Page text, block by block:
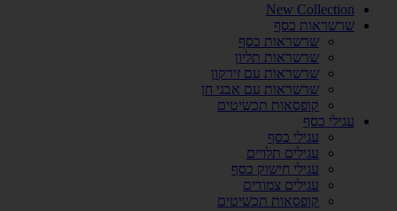
New Collection
שרשראות כסף
שרשראות כסף
שרשראות תליון
שרשראות עם זירקון
שרשראות עם אבני חן
קופסאות תכשיטים
עגילי כסף
עגילי כסף
עגילים תלויים
עגילי חישוק כסף
עגילים צמודים
קופסאות תכשיטים